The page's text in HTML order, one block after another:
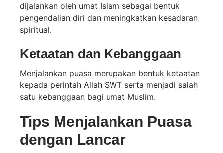
dijalankan oleh umat Islam sebagai bentuk
pengendalian diri dan meningkatkan kesadaran
spiritual.
Ketaatan dan Kebanggaan
Menjalankan puasa merupakan bentuk ketaatan
kepada perintah Allah SWT serta menjadi salah
satu kebanggaan bagi umat Muslim.
Tips Menjalankan Puasa
dengan Lancar